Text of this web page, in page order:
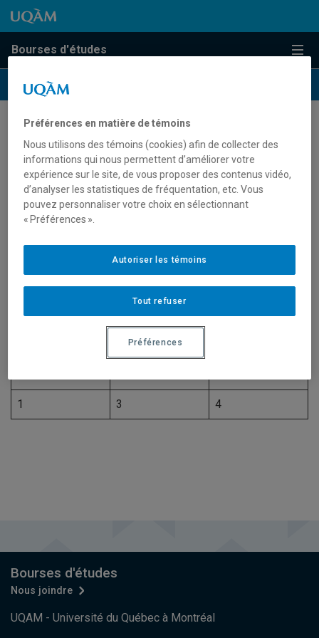
Passer au contenu
Accéder au menu principal
Accéder à la recherche
Passer au contenu
Accéder au menu principal
Bourses d'études Menu
Page test
Blablalbla
Niveau 1 Niveau 3
1 3 4
UQAM - Université du Québec à Montréal
Bourses d'études
Nous joindre
Préférences en matière de témoins
Nous utilisons des témoins (cookies) afin de collecter des
informations qui nous permettent d’améliorer votre
expérience sur le site, de vous proposer des contenus vidéo,
d’analyser les statistiques de fréquentation, etc. Vous
pouvez personnaliser votre choix en sélectionnant
« Préférences ».
Tout refuser
Autoriser les témoins
Préférences